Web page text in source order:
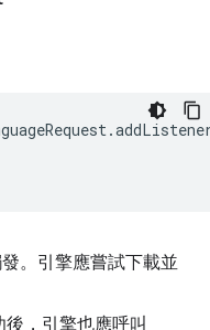
.
。引擎應嘗試下載並
，引擎也應呼叫